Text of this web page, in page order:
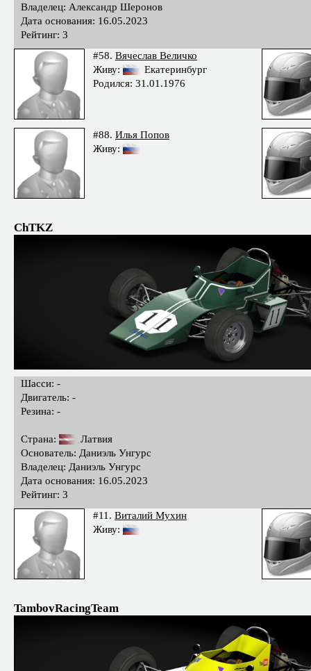
Владелец: Александр Шеронов
Дата основания: 16.05.2023
Рейтинг: 3
#58. Вячеслав Величко
Живу:
Екатеринбург
Родился: 31.01.1976
#88. Илья Попов
Живу:
ChTKZ
Шасси: -
Двигатель: -
Резина: -
Страна:
Латвия
Основатель: Даниэль Унгурс
Владелец: Даниэль Унгурс
Дата основания: 16.05.2023
Рейтинг: 3
#11. Виталий Мухин
Живу:
TambovRacingTeam